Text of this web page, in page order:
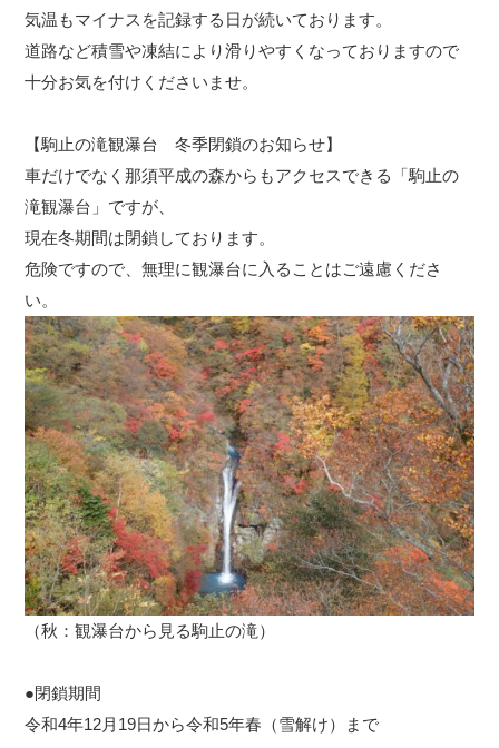
気温もマイナスを記録する日が続いております。
道路など積雪や凍結により滑りやすくなっておりますので
十分お気を付けくださいませ。
【駒止の滝観瀑台 冬季閉鎖のお知らせ】
車だけでなく那須平成の森からもアクセスできる「駒止の
滝観瀑台」ですが、
現在冬期間は閉鎖しております。
危険ですので、無理に観瀑台に入ることはご遠慮くださ
い。
（秋：観瀑台から見る駒止の滝）
●閉鎖期間
令和4年12月19日から令和5年春（雪解け）まで